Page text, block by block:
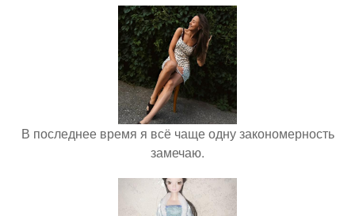
В последнее время я всё чаще одну закономерность
замечаю.